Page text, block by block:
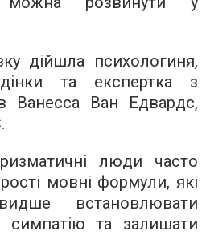
дійшла психологиня,
та експертка з
Ванесса Ван Едвардс,
люди часто
мовні формули, які
встановлювати
симпатію та залишати